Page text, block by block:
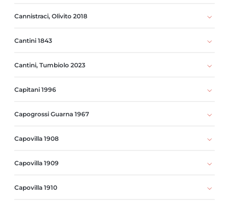
Cannistraci, Olivito 2018
Cantini 1843
Cantini, Tumbiolo 2023
Capitani 1996
Capogrossi Guarna 1967
Capovilla 1908
Capovilla 1909
Capovilla 1910